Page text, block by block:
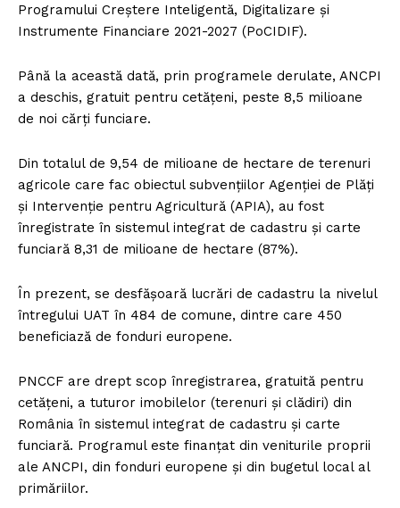
Programului Creștere Inteligentă, Digitalizare și
Instrumente Financiare 2021-2027 (PoCIDIF).
Până la această dată, prin programele derulate, ANCPI
a deschis, gratuit pentru cetățeni, peste 8,5 milioane
de noi cărți funciare.
Din totalul de 9,54 de milioane de hectare de terenuri
agricole care fac obiectul subvențiilor Agenţiei de Plăţi
şi Intervenţie pentru Agricultură (APIA), au fost
înregistrate în sistemul integrat de cadastru și carte
funciară 8,31 de milioane de hectare (87%).
În prezent, se desfășoară lucrări de cadastru la nivelul
întregului UAT în 484 de comune, dintre care 450
beneficiază de fonduri europene.
PNCCF are drept scop înregistrarea, gratuită pentru
cetățeni, a tuturor imobilelor (terenuri și clădiri) din
România în sistemul integrat de cadastru și carte
funciară. Programul este finanțat din veniturile proprii
ale ANCPI, din fonduri europene și din bugetul local al
primăriilor.